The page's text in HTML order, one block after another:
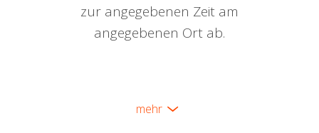
zur angegebenen Zeit am
angegebenen Ort ab.
mehr